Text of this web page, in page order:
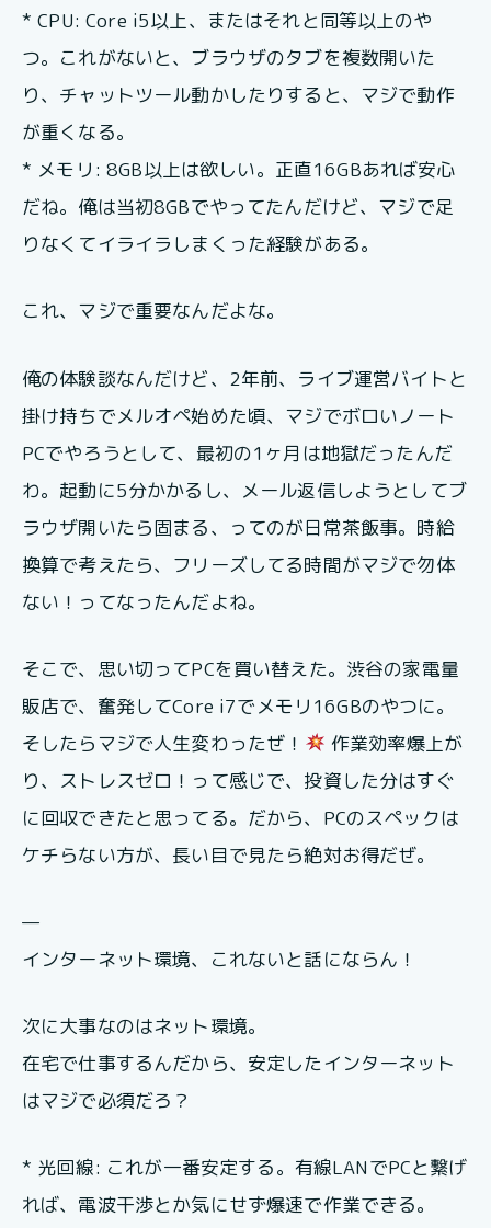
* CPU: Core i5以上、またはそれと同等以上のや
つ。これがないと、ブラウザのタブを複数開いた
り、チャットツール動かしたりすると、マジで動作
が重くなる。
* メモリ: 8GB以上は欲しい。正直16GBあれば安心
だね。俺は当初8GBでやってたんだけど、マジで足
りなくてイライラしまくった経験がある。
これ、マジで重要なんだよな。
俺の体験談なんだけど、2年前、ライブ運営バイトと
掛け持ちでメルオペ始めた頃、マジでボロいノート
PCでやろうとして、最初の1ヶ月は地獄だったんだ
わ。起動に5分かかるし、メール返信しようとしてブ
ラウザ開いたら固まる、ってのが日常茶飯事。時給
換算で考えたら、フリーズしてる時間がマジで勿体
ない！ってなったんだよね。
そこで、思い切ってPCを買い替えた。渋谷の家電量
販店で、奮発してCore i7でメモリ16GBのやつに。
そしたらマジで人生変わったぜ！
作業効率爆上が
り、ストレスゼロ！って感じで、投資した分はすぐ
に回収できたと思ってる。だから、PCのスペックは
ケチらない方が、長い目で見たら絶対お得だぜ。
—
インターネット環境、これないと話にならん！
次に大事なのはネット環境。
在宅で仕事するんだから、安定したインターネット
はマジで必須だろ？
* 光回線: これが一番安定する。有線LANでPCと繋げ
れば、電波干渉とか気にせず爆速で作業できる。